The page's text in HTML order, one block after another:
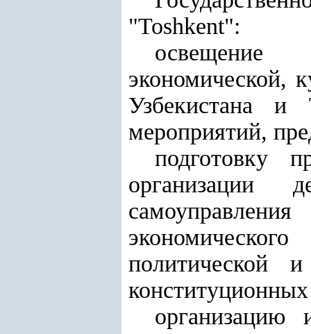
"Toshkent":
освещение
экономической,
Узбекистана и
мероприятий,
подготовку
организации
политической
организацию